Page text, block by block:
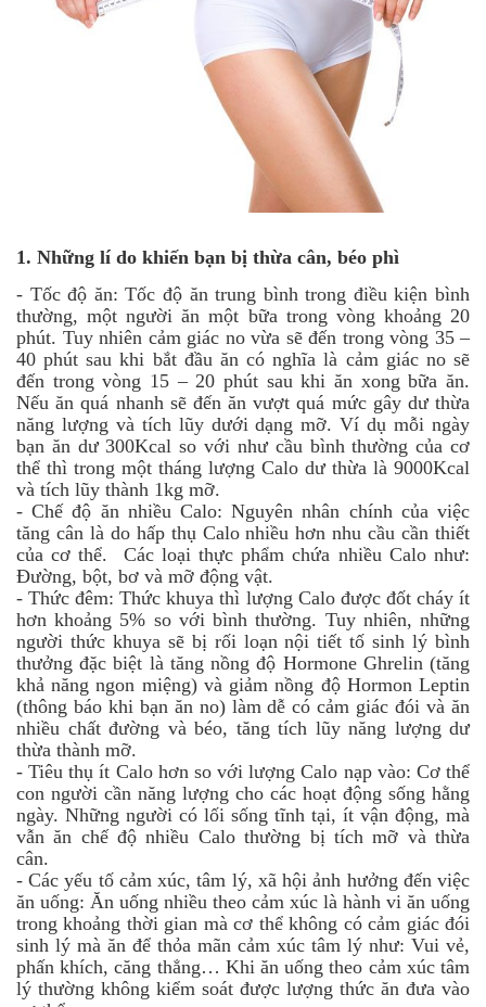
1. Những lí do khiến bạn bị thừa cân, béo phì
- Tốc độ ăn: Tốc độ ăn trung bình trong điều kiện bình
thường, một người ăn một bữa trong vòng khoảng 20
phút. Tuy nhiên cảm giác no vừa sẽ đến trong vòng 35 –
40 phút sau khi bắt đầu ăn có nghĩa là cảm giác no sẽ
đến trong vòng 15 – 20 phút sau khi ăn xong bữa ăn.
Nếu ăn quá nhanh sẽ đến ăn vượt quá mức gây dư thừa
năng lượng và tích lũy dưới dạng mỡ. Ví dụ mỗi ngày
bạn ăn dư 300Kcal so với như cầu bình thường của cơ
thể thì trong một tháng lượng Calo dư thừa là 9000Kcal
và tích lũy thành 1kg mỡ.
- Chế độ ăn nhiều Calo: Nguyên nhân chính của việc
tăng cân là do hấp thụ Calo nhiều hơn nhu cầu cần thiết
của cơ thể. Các loại thực phẩm chứa nhiều Calo như:
Đường, bột, bơ và mỡ động vật.
- Thức đêm: Thức khuya thì lượng Calo được đốt cháy ít
hơn khoảng 5% so với bình thường. Tuy nhiên, những
người thức khuya sẽ bị rối loạn nội tiết tố sinh lý bình
thưởng đặc biệt là tăng nồng độ Hormone Ghrelin (tăng
khả năng ngon miệng) và giảm nồng độ Hormon Leptin
(thông báo khi bạn ăn no) làm dễ có cảm giác đói và ăn
nhiều chất đường và béo, tăng tích lũy năng lượng dư
thừa thành mỡ.
- Tiêu thụ ít Calo hơn so với lượng Calo nạp vào: Cơ thể
con người cần năng lượng cho các hoạt động sống hằng
ngày. Những người có lối sống tĩnh tại, ít vận động, mà
vẫn ăn chế độ nhiều Calo thường bị tích mỡ và thừa
cân.
- Các yếu tố cảm xúc, tâm lý, xã hội ảnh hưởng đến việc
ăn uống: Ăn uống nhiều theo cảm xúc là hành vi ăn uống
trong khoảng thời gian mà cơ thể không có cảm giác đói
sinh lý mà ăn để thỏa mãn cảm xúc tâm lý như: Vui vẻ,
phấn khích, căng thẳng… Khi ăn uống theo cảm xúc tâm
lý thường không kiểm soát được lượng thức ăn đưa vào